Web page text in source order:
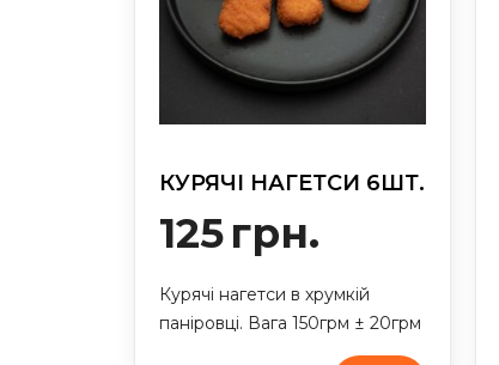
КУРЯЧІ НАГЕТСИ 6ШТ.
125грн.
Курячі нагетси в хрумкій
паніровці. Вага 150грм ± 20грм